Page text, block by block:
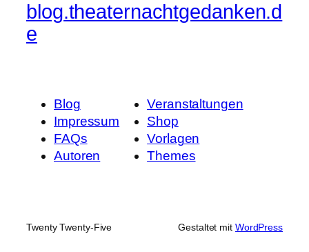
blog.theaternachtgedanken.d
e
Blog
Impressum
FAQs
Autoren
Veranstaltungen
Shop
Vorlagen
Themes
Twenty Twenty-Five Gestaltet mit WordPress